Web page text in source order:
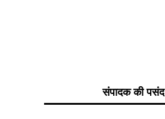
संपादक की पसंद